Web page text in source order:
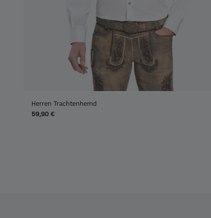
Herren Trachtenhemd
59,90 €